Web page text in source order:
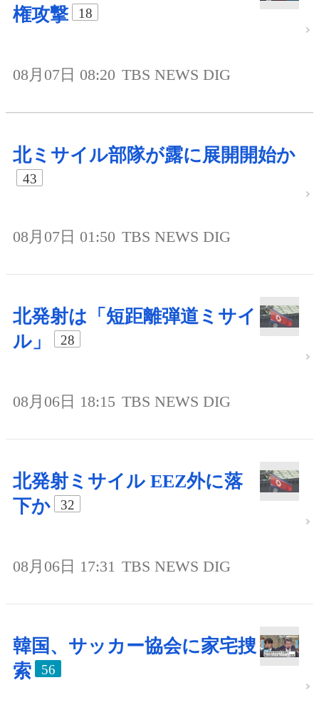
権攻撃 18
08月07日 08:20 TBS NEWS DIG
北ミサイル部隊が露に展開開始か
43
08月07日 01:50 TBS NEWS DIG
北発射は「短距離弾道ミサイ
ル」
28
08月06日 18:15 TBS NEWS DIG
北発射ミサイル EEZ外に落
下か
32
08月06日 17:31 TBS NEWS DIG
韓国、サッカー協会に家宅捜
索
56